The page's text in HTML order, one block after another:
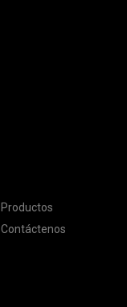
Productos
Contáctenos